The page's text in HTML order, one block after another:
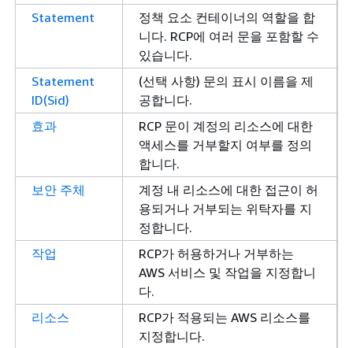
Statement
정책 요소 컨테이너의 역할을 합
니다. RCP에 여러 문을 포함할 수
있습니다.
Statement
ID(Sid)
(선택 사항) 문의 표시 이름을 제
공합니다.
효과
RCP 문이 계정의 리소스에 대한
액세스를 거부할지 여부를 정의
합니다.
보안 주체
계정 내 리소스에 대한 접근이 허
용되거나 거부되는 위탁자를 지
정합니다.
작업
RCP가 허용하거나 거부하는
AWS 서비스 및 작업을 지정합니
다.
리소스
RCP가 적용되는 AWS 리소스를
지정합니다.